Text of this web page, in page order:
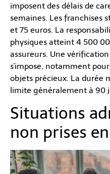
imposent des délais de
semaines. Les franchises
et 75 euros. La
physiques atteint 4 500
assureurs. Une
s'impose, notamment
objets précieux. La durée
limite généralement à 90
Situations
non prises